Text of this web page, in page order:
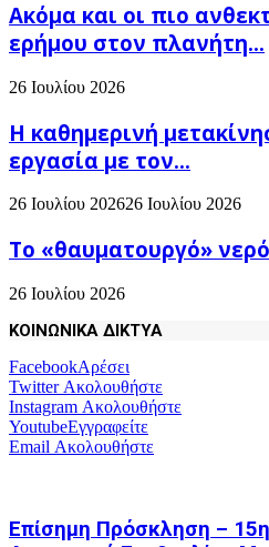
Ακόμα και οι πιο
ερήμου στον πλανήτη...
26 Ιουλίου 2026
H καθημερινή
εργασία με τον...
26 Ιουλίου 202626 Ιουλίου 2026
Το «θαυματουργό»
26 Ιουλίου 2026
ΚΟΙΝΩΝΙΚΑ ΔΙΚΤΥΑ
FacebookΑρέσει
TwitterΑκολουθήστε
Instagram Ακολουθήστε
YoutubeΕγγραφείτε
Email Ακολουθήστε
Επίσημη Πρόσκληση –